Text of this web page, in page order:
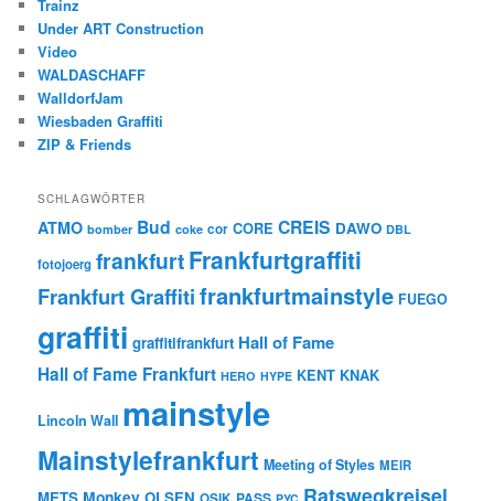
Trainz
Under ART Construction
Video
WALDASCHAFF
WalldorfJam
Wiesbaden Graffiti
ZIP & Friends
SCHLAGWÖRTER
ATMO bomber Bud coke cor CORE CREIS DAWO DBL
fotojoerg frankfurtFrankfurtgraffiti
Frankfurt Graffitifrankfurtmainstyle FUEGO
graffiti graffitifrankfurt Hall of Fame
Hall of Fame Frankfurt HERO HYPE KENT KNAK
Lincoln Wall mainstyle
Mainstylefrankfurt Meeting of Styles MEIR
Ratswegkreisel